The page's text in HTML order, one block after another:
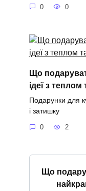
0 0
Що
ідеї з
Подарунки для
і затишку
0 2
Що